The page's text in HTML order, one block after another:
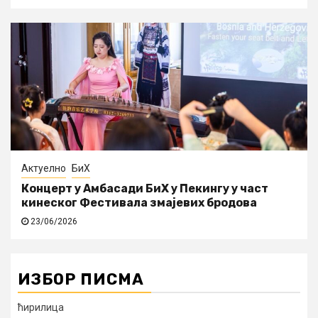
Актуелно БиХ
Концерт у Амбасади БиХ у Пекингу у част
кинеског Фестивала змајевих бродова
23/06/2026
ИЗБОР ПИСМА
ћирилица